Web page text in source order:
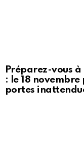
Préparez-vous
: le 18
portes